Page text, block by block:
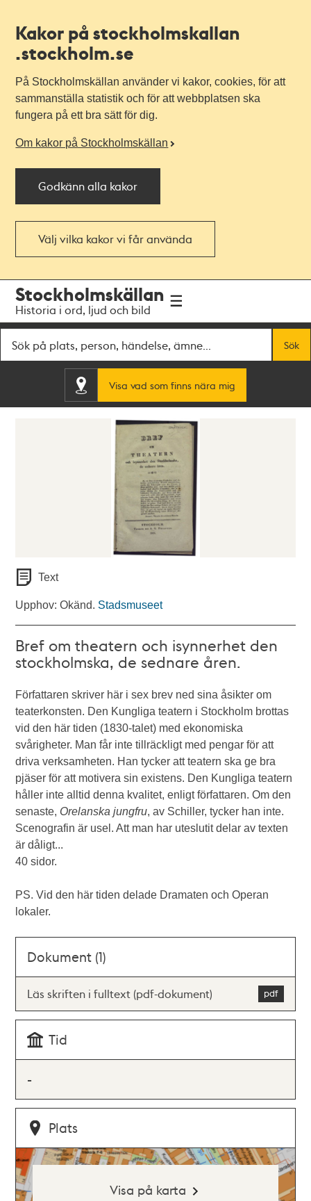
Kakor på stockholmskallan
.stockholm.se
På Stockholmskällan använder vi kakor, cookies, för att
sammanställa statistik och för att webbplatsen ska
fungera på ett bra sätt för dig.
Om kakor på Stockholmskällan
Godkänn alla kakor
Välj vilka kakor vi får använda
navigationen
huvudinnehållet
Stockholmskällan
Historia i ord, ljud och bild
Sök
Visa vad som finns nära mig
Text
Upphov: Okänd. Stadsmuseet
Bref om theatern och isynnerhet den
stockholmska, de sednare åren.
Författaren skriver här i sex brev ned sina åsikter om
teaterkonsten. Den Kungliga teatern i Stockholm brottas
vid den här tiden (1830-talet) med ekonomiska
svårigheter. Man får inte tillräckligt med pengar för att
driva verksamheten. Han tycker att teatern ska ge bra
pjäser för att motivera sin existens. Den Kungliga teatern
håller inte alltid denna kvalitet, enligt författaren. Om den
senaste, Orelanska jungfru, av Schiller, tycker han inte.
Scenografin är usel. Att man har uteslutit delar av texten
är dåligt...
40 sidor.
PS. Vid den här tiden delade Dramaten och Operan
lokaler.
Dokument (1)
Läs skriften i fulltext (pdf-dokument)
Tid
-
Plats
Visa på karta